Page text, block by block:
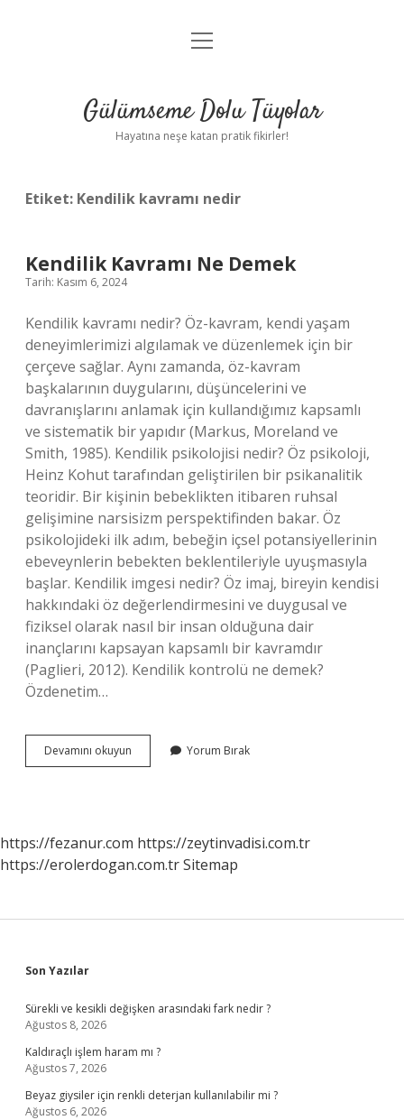
Anasayfa
Yasal Uyarı
menüyü
Gülümseme Dolu Tüyolar
Hayatına neşe katan pratik fikirler!
Etiket: Kendilik kavramı nedir
Kendilik Kavramı Ne Demek
Tarih: Kasım 6, 2024
Kendilik kavramı nedir? Öz-kavram, kendi yaşam
deneyimlerimizi algılamak ve düzenlemek için bir
çerçeve sağlar. Aynı zamanda, öz-kavram
başkalarının duygularını, düşüncelerini ve
davranışlarını anlamak için kullandığımız kapsamlı
ve sistematik bir yapıdır (Markus, Moreland ve
Smith, 1985). Kendilik psikolojisi nedir? Öz psikoloji,
Heinz Kohut tarafından geliştirilen bir psikanalitik
teoridir. Bir kişinin bebeklikten itibaren ruhsal
gelişimine narsisizm perspektifinden bakar. Öz
psikolojideki ilk adım, bebeğin içsel potansiyellerinin
ebeveynlerin bebekten beklentileriyle uyuşmasıyla
başlar. Kendilik imgesi nedir? Öz imaj, bireyin kendisi
hakkındaki öz değerlendirmesini ve duygusal ve
fiziksel olarak nasıl bir insan olduğuna dair
inançlarını kapsayan kapsamlı bir kavramdır
(Paglieri, 2012). Kendilik kontrolü ne demek?
Özdenetim…
Devamını okuyun
Kavramı
Yorum Bırak
https://fezanur.com https://zeytinvadisi.com.tr
https://erolerdogan.com.trSitemap
Sidebar
Son Yazılar
Sürekli ve kesikli değişken arasındaki fark nedir ?
Ağustos 8, 2026
Kaldıraçlı işlem haram mı ?
Ağustos 7, 2026
Beyaz giysiler için renkli deterjan kullanılabilir mi ?
Ağustos 6, 2026